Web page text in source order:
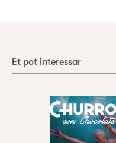
Et pot interessar